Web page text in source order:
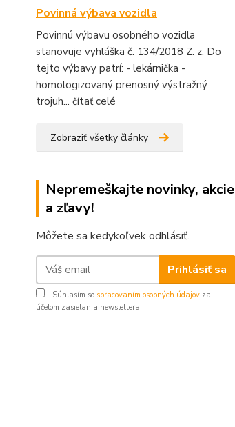
Povinná výbava vozidla
Povinnú výbavu osobného vozidla
stanovuje vyhláška č. 134/2018 Z. z. Do
tejto výbavy patrí: - lekárnička -
homologizovaný prenosný výstražný
trojuh... čítať celé
Zobraziť všetky články
Nepremeškajte novinky, akcie
a zľavy!
Môžete sa kedykoľvek odhlásiť.
Prihlásiť sa
Súhlasím so spracovaním osobných údajov za
účelom zasielania newslettera.